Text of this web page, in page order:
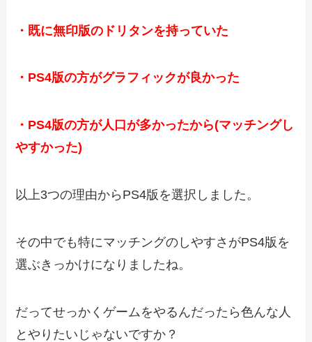
・既に無印版のドリタンを持っていた
・PS4版の方がグラフィックが良かった
・PS4版の方が人口が多かったから(マッチングし
やすかった)
以上3つの理由からPS4版を選択しました。
その中でも特にマッチングのしやすさがPS4版を
選ぶきっかけになりましたね。
だってせっかくゲームをやるんだったら色んな人
とやりたいじゃないですか？